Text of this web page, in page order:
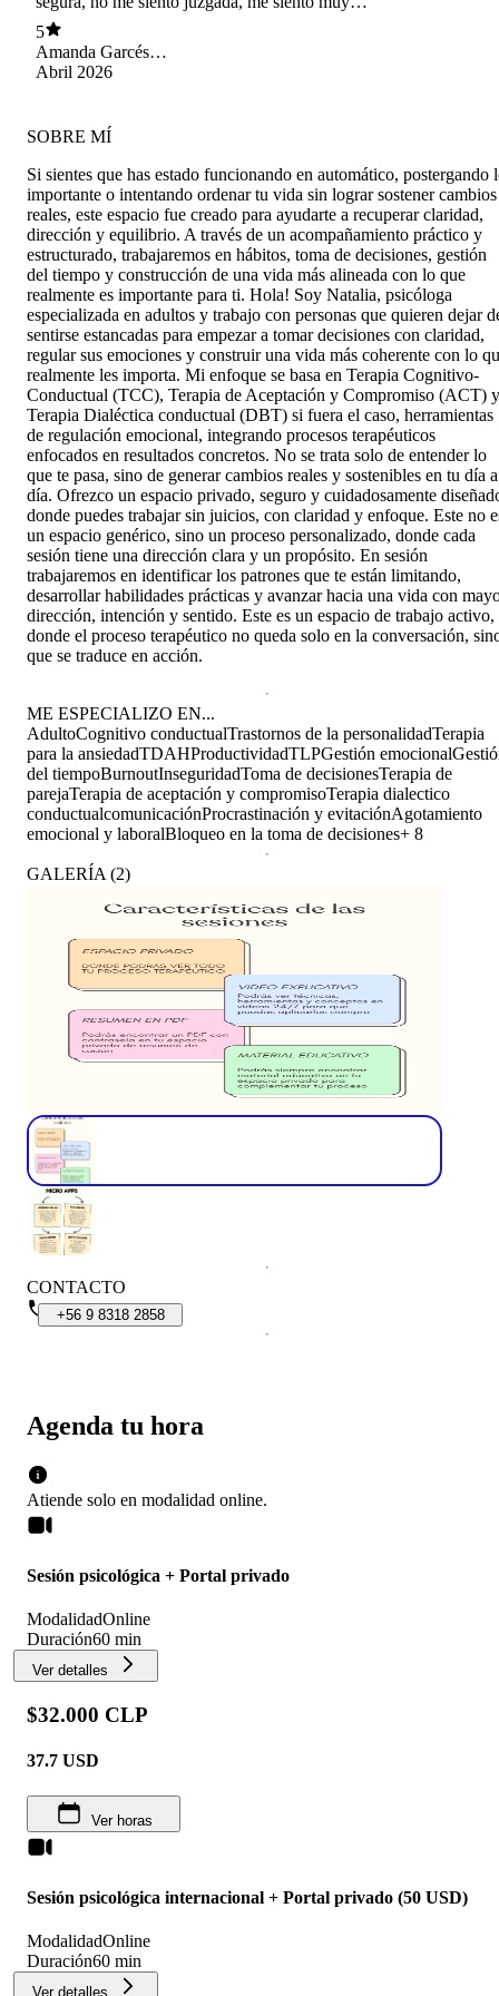
profesional :)
acompañada, siempre está dispuesta a ayudar y
a escucharte con atención
5
Amanda Garcés
Vargas
Abril 2026
Agenda tu hora
Atiende solo en modalidad online.
Sesión psicológica + Portal privado
ModalidadOnline
Duración60 min
Ver detalles
$32.000 CLP
37.7 USD
Ver horas
Sesión psicológica internacional + Portal privado (50 USD)
ModalidadOnline
Duración60 min
Ver detalles
SOBRE MÍ
Si sientes que has estado funcionando en automático, postergando
importante o intentando ordenar tu vida sin lograr sostener cambios
reales, este espacio fue creado para ayudarte a recuperar claridad,
dirección y equilibrio. A través de un acompañamiento práctico y
estructurado, trabajaremos en hábitos, toma de decisiones, gestión
del tiempo y construcción de una vida más alineada con lo que
realmente es importante para ti. Hola! Soy Natalia, psicóloga
especializada en adultos y trabajo con personas que quieren dejar
sentirse estancadas para empezar a tomar decisiones con claridad,
regular sus emociones y construir una vida más coherente con lo
realmente les importa. Mi enfoque se basa en Terapia Cognitivo-
Conductual (TCC), Terapia de Aceptación y Compromiso (ACT) y
Terapia Dialéctica conductual (DBT) si fuera el caso, herramientas
de regulación emocional, integrando procesos terapéuticos
enfocados en resultados concretos. No se trata solo de entender lo
que te pasa, sino de generar cambios reales y sostenibles en tu día a
día. Ofrezco un espacio privado, seguro y cuidadosamente
donde puedes trabajar sin juicios, con claridad y enfoque. Este no
un espacio genérico, sino un proceso personalizado, donde cada
sesión tiene una dirección clara y un propósito. En sesión
trabajaremos en identificar los patrones que te están limitando,
desarrollar habilidades prácticas y avanzar hacia una vida con
dirección, intención y sentido. Este es un espacio de trabajo activo,
donde el proceso terapéutico no queda solo en la conversación,
que se traduce en acción.
ME ESPECIALIZO EN...
AdultoCognitivo conductualTrastornos de la personalidadTerapia
para la ansiedadTDAHProductividadTLPGestión emocional
del tiempoBurnoutInseguridadToma de decisionesTerapia de
parejaTerapia de aceptación y compromisoTerapia dialectico
conductualcomunicaciónProcrastinación y evitaciónAgotamiento
emocional y laboralBloqueo en la toma de decisiones+ 8
GALERÍA (2)
CONTACTO
+56 9 8318 2858